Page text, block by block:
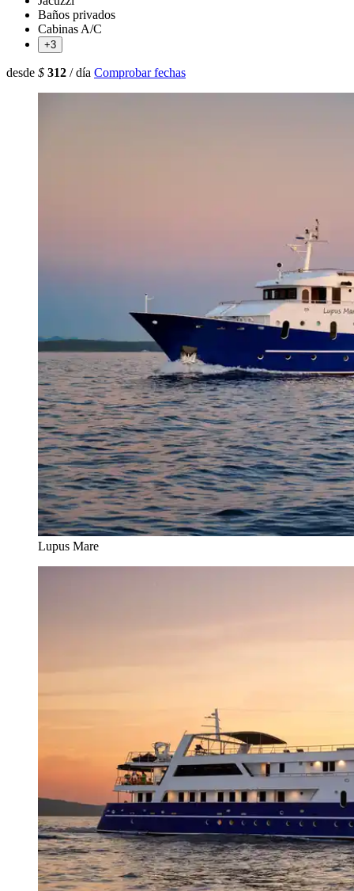
Baños privados
Cabinas A/C
+3
desde $ 312 / día Comprobar fechas
Lupus Mare